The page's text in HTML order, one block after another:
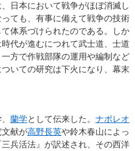
日本において戦争がほぼ消滅し
ても、有事に備えて戦争の技術
体系づけられたのである。しか
代が進むにつれて武士道、士道
方で作戦部隊の運用や編制など
いての研究は下火になり、幕末
蘭学として伝来した。 ナポレオ
文献が高野長英や鈴木春山によっ
兵活法』が訳述され、その西洋